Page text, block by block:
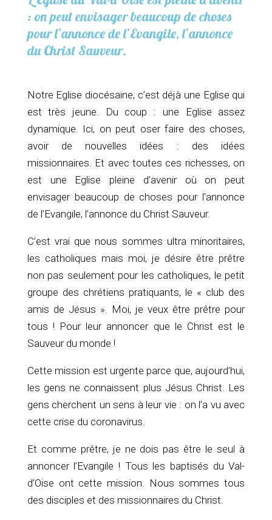
: on peut envisager beaucoup de choses
pour l’annonce de l’Evangile, l’annonce
du Christ Sauveur.
Notre Eglise diocésaine, c’est déjà une Eglise qui
est très jeune. Du coup : une Eglise assez
dynamique. Ici, on peut oser faire des choses,
avoir de nouvelles idées : des idées
missionnaires. Et avec toutes ces richesses, on
est une Eglise pleine d’avenir où on peut
envisager beaucoup de choses pour l’annonce
de l’Evangile, l’annonce du Christ Sauveur.
C’est vrai que nous sommes ultra minoritaires,
les catholiques mais moi, je désire être prêtre
non pas seulement pour les catholiques, le petit
groupe des chrétiens pratiquants, le « club des
amis de Jésus ». Moi, je veux être prêtre pour
tous ! Pour leur annoncer que le Christ est le
Sauveur du monde !
Cette mission est urgente parce que, aujourd’hui,
les gens ne connaissent plus Jésus Christ. Les
gens cherchent un sens à leur vie : on l’a vu avec
cette crise du coronavirus.
Et comme prêtre, je ne dois pas être le seul à
annoncer l’Evangile ! Tous les baptisés du Val-
d’Oise ont cette mission. Nous sommes tous
des disciples et des missionnaires du Christ.